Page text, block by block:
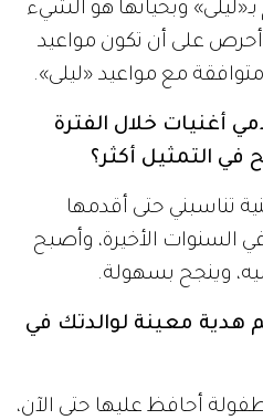
وبحياتها هو الشيء
أحرص على أن تكون مواعيد
مع مواعيد «ليلى».
أغنيات خلال الفترة
في التمثيل أكثر؟
تناسبني حتى أقدمها
السنوات الأخيرة، وأصبح
وينجح بسهولة.
هدية معينة لوالدتك في
أحافظ عليها حتى الآن،